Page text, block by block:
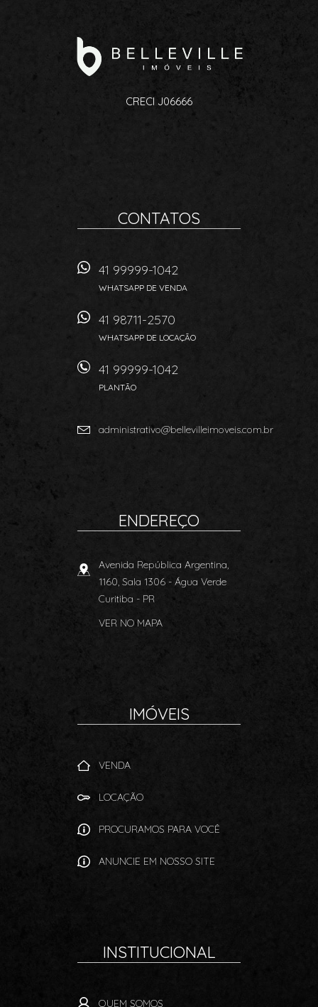
CRECI J06666
CONTATOS
41 99999-1042
WHATSAPP DE VENDA
41 98711-2570
WHATSAPP DE LOCAÇÃO
41 99999-1042
PLANTÃO
administrativo@bellevilleimoveis.com.br
ENDEREÇO
Avenida República Argentina,
1160, Sala 1306 - Água Verde
Curitiba - PR
VER NO MAPA
IMÓVEIS
VENDA
LOCAÇÃO
PROCURAMOS PARA VOCÊ
ANUNCIE EM NOSSO SITE
INSTITUCIONAL
QUEM SOMOS